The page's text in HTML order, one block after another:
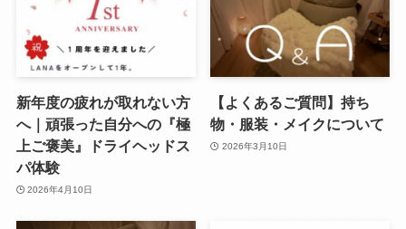
新年度の疲れが取れない方
へ｜頑張った自分への『極
上ご褒美』ドライヘッドス
パ体験
2026年4月10日
【よくあるご質問】持ち
物・服装・メイクについて
2026年3月10日